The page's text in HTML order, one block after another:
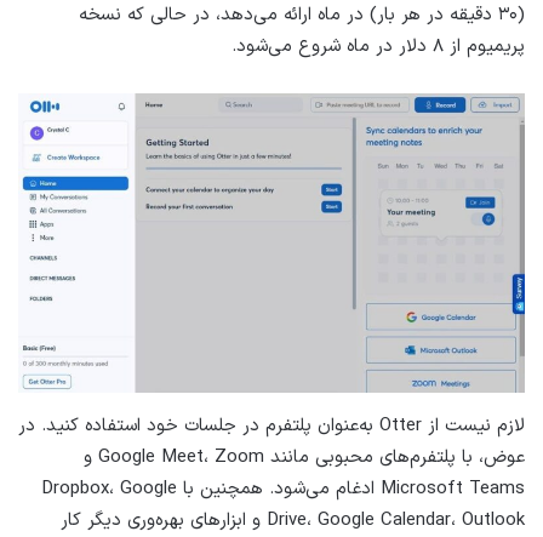
(۳۰ دقیقه در هر بار) در ماه ارائه می‌دهد، در حالی که نسخه
پریمیوم از ۸ دلار در ماه شروع می‌شود.
لازم نیست از Otter به‌عنوان پلتفرم در جلسات خود استفاده کنید. در
عوض، با پلتفرم‌های محبوبی مانند Google Meet، Zoom و
Microsoft Teams ادغام می‌شود. همچنین با Dropbox، Google
Drive، Google Calendar، Outlook و ابزارهای بهره‌وری دیگر کار